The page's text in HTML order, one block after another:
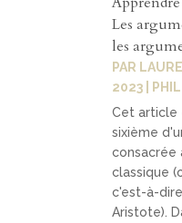
Les
les
PAR
2023
Cet article
sixième
consacrée
classique
c'est-à-
Aristote).